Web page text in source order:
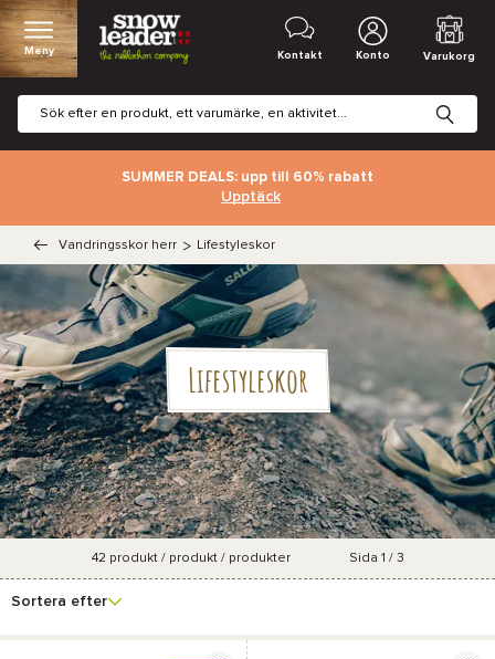
Meny Kontakt Konto Varukorg
SUMMER DEALS: upp till 60% rabatt
Upptäck
Vandringsskor herr > Lifestyleskor
Lifestyleskor
filter
42 produkt / produkt / produkter Sida 1 / 3
Sortera efter